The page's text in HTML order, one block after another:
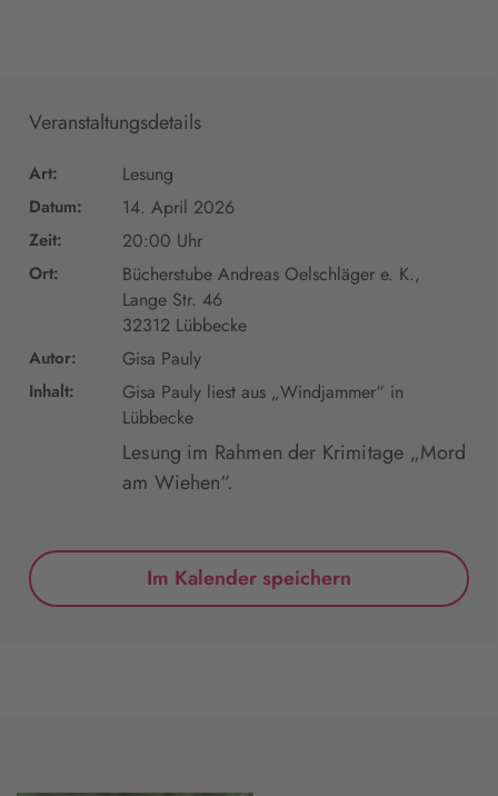
Veranstaltungsdetails
Art: Lesung
Datum: 14. April 2026
Zeit: 20:00 Uhr
Ort:
Bücherstube Andreas Oelschläger e. K.,
Lange Str. 46
32312 Lübbecke
Autor: Gisa Pauly
Inhalt:
Gisa Pauly liest aus „Windjammer“ in
Lübbecke
Lesung im Rahmen der Krimitage „Mord
am Wiehen“.
Im Kalender speichern